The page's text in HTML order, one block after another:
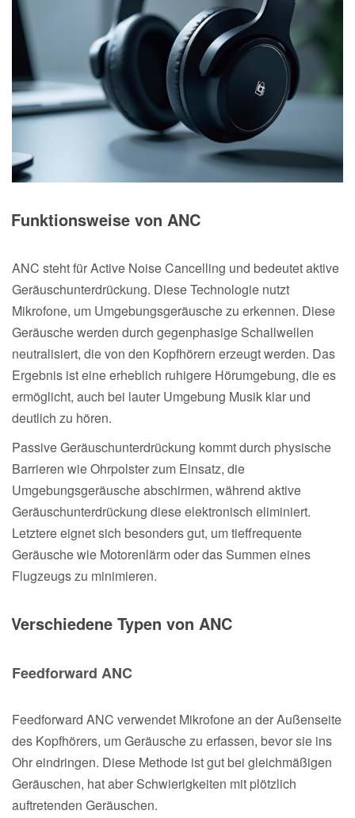
Funktionsweise von ANC
ANC steht für Active Noise Cancelling und bedeutet aktive
Geräuschunterdrückung. Diese Technologie nutzt
Mikrofone, um Umgebungsgeräusche zu erkennen. Diese
Geräusche werden durch gegenphasige Schallwellen
neutralisiert, die von den Kopfhörern erzeugt werden. Das
Ergebnis ist eine erheblich ruhigere Hörumgebung, die es
ermöglicht, auch bei lauter Umgebung Musik klar und
deutlich zu hören.
Passive Geräuschunterdrückung kommt durch physische
Barrieren wie Ohrpolster zum Einsatz, die
Umgebungsgeräusche abschirmen, während aktive
Geräuschunterdrückung diese elektronisch eliminiert.
Letztere eignet sich besonders gut, um tieffrequente
Geräusche wie Motorenlärm oder das Summen eines
Flugzeugs zu minimieren.
Verschiedene Typen von ANC
Feedforward ANC
Feedforward ANC verwendet Mikrofone an der Außenseite
des Kopfhörers, um Geräusche zu erfassen, bevor sie ins
Ohr eindringen. Diese Methode ist gut bei gleichmäßigen
Geräuschen, hat aber Schwierigkeiten mit plötzlich
auftretenden Geräuschen.